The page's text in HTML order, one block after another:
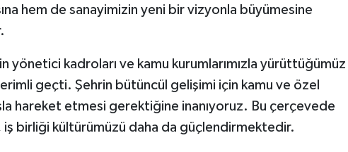
hem de sanayimizin yeni bir vizyonla büyümesine
yönetici kadroları ve kamu kurumlarımızla yürüttüğümüz
geçti. Şehrin bütüncül gelişimi için kamu ve özel
hareket etmesi gerektiğine inanıyoruz. Bu çerçevede
birliği kültürümüzü daha da güçlendirmektedir.